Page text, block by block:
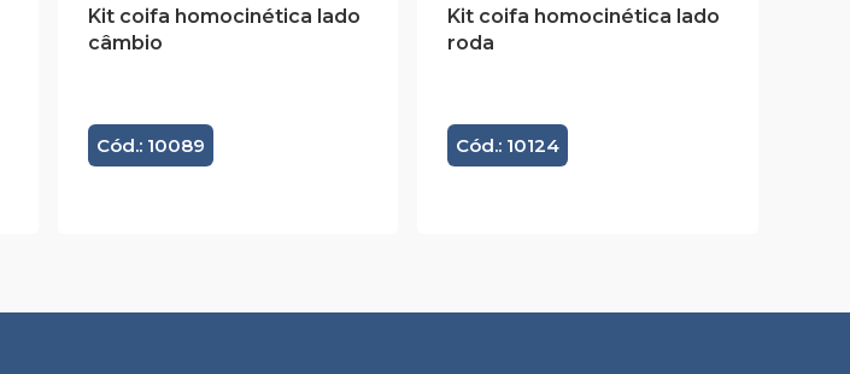
Kit coifa homocinética lado
câmbio
Cód.: 10089
Kit coifa homocinética lado
roda
Cód.: 10124